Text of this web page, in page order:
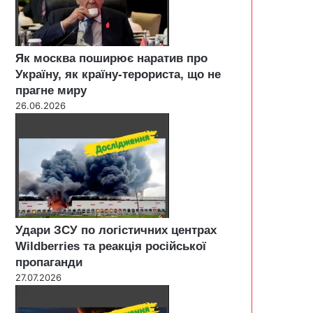
Як москва поширює наратив про
Україну, як країну-терориста, що не
прагне миру
26.06.2026
Удари ЗСУ по логістичних центрах
Wildberries та реакція російської
пропаганди
27.07.2026